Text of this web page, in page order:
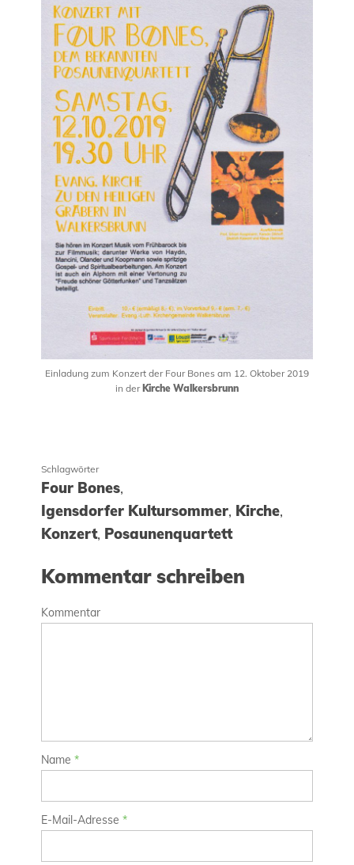
Einladung zum Konzert der Four Bones am 12. Oktober 2019
in der Kirche Walkersbrunn
Schlagwörter
Four Bones,
Igensdorfer Kultursommer, Kirche,
Konzert, Posaunenquartett
Kommentar schreiben
Kommentar
Name *
E-Mail-Adresse *